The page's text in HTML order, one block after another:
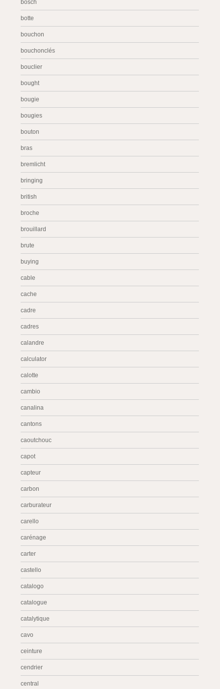
bosch
botte
bouchon
bouchonclés
bouclier
bought
bougie
bougies
bouton
bras
bremlicht
bringing
british
broche
brouillard
brute
buying
cable
cache
cadre
cadres
calandre
calculator
calotte
cambio
canalina
cantons
caoutchouc
capot
capteur
carbon
carburateur
carello
carénage
carter
castello
catalogo
catalogue
catalytique
cavo
ceinture
cendrier
central